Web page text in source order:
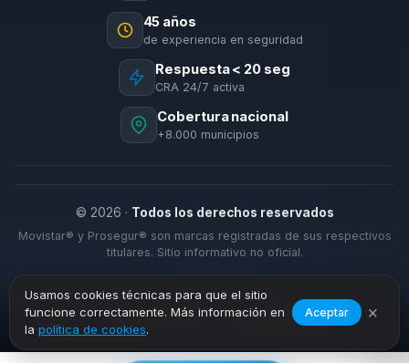
Usamos cookies técnicas para que el sitio
funcione correctamente. Más información en
la política de cookies.
Aceptar ×
45 años
de experiencia en seguridad
Respuesta < 20 seg
CRA 24/7 activa
Cobertura nacional
+8.000 municipios
© 2026 · Todos los derechos reservados
Movistar® y Prosegur® son marcas registradas de sus respectivos
titulares. Sitio informativo no oficial.
Inicio › Alarmas Hogar › Conil de la Frontera